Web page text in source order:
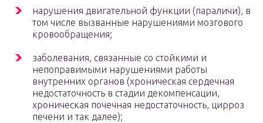
нарушения двигательной функции (параличи), в
том числе вызванные нарушениями мозгового
кровообращения;
заболевания, связанные со стойкими и
непоправимыми нарушениями работы
внутренних органов (хроническая сердечная
недостаточность в стадии декомпенсации,
хроническая почечная недостаточность, цирроз
печени и так далее);